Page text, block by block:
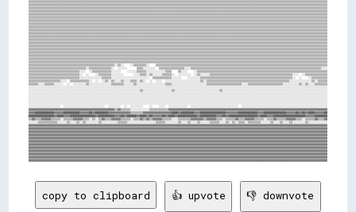
copy to clipboard 👍 upvote 👎 downvote